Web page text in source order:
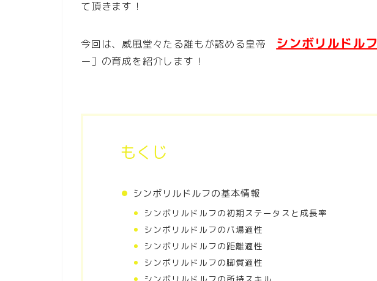
て頂きます！
今回は、威風堂々たる誰もが認める皇帝 シンボリルドルフ
ー］の育成を紹介します！
もくじ
シンボリルドルフの基本情報
シンボリルドルフの初期ステータスと成長率
シンボリルドルフのバ場適性
シンボリルドルフの距離適性
シンボリルドルフの脚質適性